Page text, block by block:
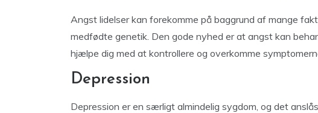
Angst lidelser kan forekomme på baggrund af mange
medfødte genetik. Den gode nyhed er at angst kan
hjælpe dig med at kontrollere og overkomme
Depression
Depression er en særligt almindelig sygdom, og det